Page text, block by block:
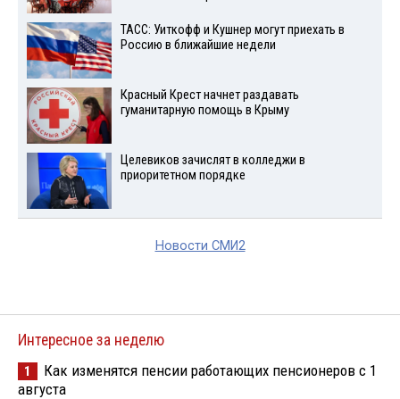
ТАСС: Уиткофф и Кушнер могут приехать в
Россию в ближайшие недели
Красный Крест начнет раздавать
гуманитарную помощь в Крыму
Целевиков зачислят в колледжи в
приоритетном порядке
Новости СМИ2
Интересное за неделю
1
Как изменятся пенсии работающих пенсионеров с 1
августа